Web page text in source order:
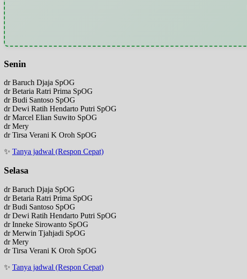
Senin
dr Baruch Djaja SpOG
dr Betaria Ratri Prima SpOG
dr Budi Santoso SpOG
dr Dewi Ratih Hendarto Putri SpOG
dr Marcel Elian Suwito SpOG
dr Mery
dr Tirsa Verani K Oroh SpOG
✨ Tanya jadwal (Respon Cepat)
Selasa
dr Baruch Djaja SpOG
dr Betaria Ratri Prima SpOG
dr Budi Santoso SpOG
dr Dewi Ratih Hendarto Putri SpOG
dr Inneke Sirowanto SpOG
dr Merwin Tjahjadi SpOG
dr Mery
dr Tirsa Verani K Oroh SpOG
✨ Tanya jadwal (Respon Cepat)